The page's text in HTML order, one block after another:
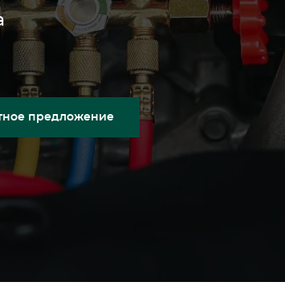
предложение